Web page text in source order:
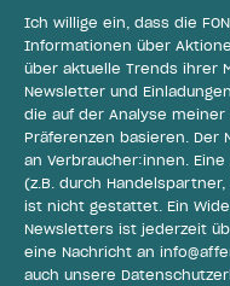
Ich willige ein, dass die
Informationen über
über aktuelle Trends ihrer
Newsletter und
die auf der Analyse
Präferenzen basieren.
an Verbraucher:innen.
(z.B. durch
ist nicht gestattet. Ein
Newsletters ist jederzeit
eine Nachricht an
auch unsere